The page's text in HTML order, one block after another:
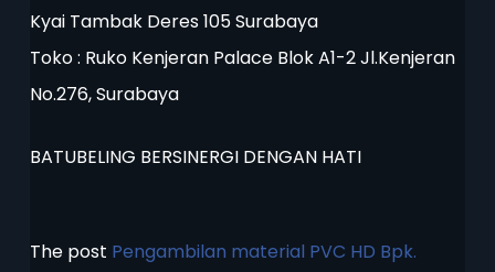
Kyai Tambak Deres 105 Surabaya
Toko : Ruko Kenjeran Palace Blok A1-2 Jl.Kenjeran
No.276, Surabaya
BATUBELING BERSINERGI DENGAN HATI
The post Pengambilan material PVC HD Bpk.